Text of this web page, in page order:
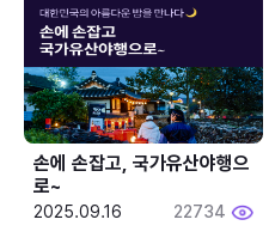
손에 손잡고, 국가유산야행으
로~
2025.09.16 22734